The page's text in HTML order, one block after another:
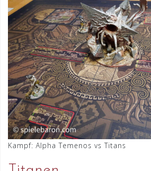
Kampf: Alpha Temenos vs Titans